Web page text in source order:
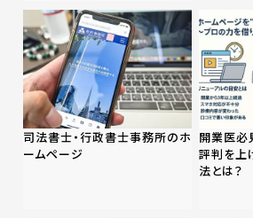
司法書士・行政書士事務所のホ
ームページ
開業医必
評判を上
法とは？